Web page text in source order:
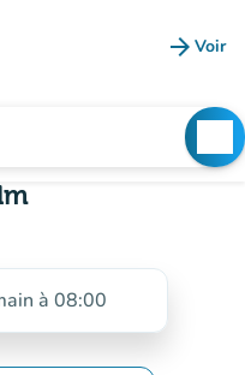
arrow_forward Voir
à 08:00